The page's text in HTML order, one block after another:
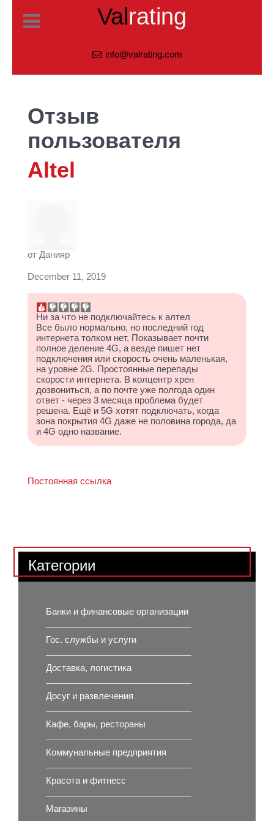
Valrating
info@valrating.com
Отзыв
пользователя
Altel
от Данияр
December 11, 2019
Ни за что не подключайтесь к алтел
Все было нормально, но последний год
интернета толком нет. Показывает почти
полное деление 4G, а везде пишет нет
подключения или скорость очень маленькая,
на уровне 2G. Простоянные перепады
скорости интернета. В колцентр хрен
дозвониться, а по почте уже полгода один
ответ - через 3 месяца проблема будет
решена. Ещё и 5G хотят подключать, когда
зона покрытия 4G даже не половина города, да
и 4G одно название.
Постоянная ссылка
Категории
Банки и финансовые организации
Гос. службы и услуги
Доставка, логистика
Досуг и развлечения
Кафе, бары, рестораны
Коммунальные предприятия
Красота и фитнесс
Магазины